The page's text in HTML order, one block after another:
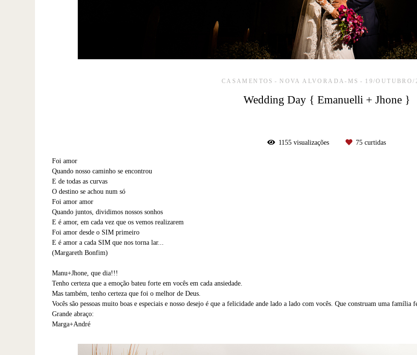
CASAMENTOS NOVA ALVORADA-MS 19/OUTUBRO/
Wedding Day { Emanuelli + Jhone }
1155 visualizações 75 curtidas
Foi amor
Quando nosso caminho se encontrou
E de todas as curvas
O destino se achou num só
Foi amor amor
Quando juntos, dividimos nossos sonhos
E é amor, em cada vez que os vemos realizarem
Foi amor desde o SIM primeiro
E é amor a cada SIM que nos torna lar...
(Margareth Bonfim)
Manu+Jhone, que dia!!!
Tenho certeza que a emoção bateu forte em vocês em cada ansiedade.
Mas também, tenho certeza que foi o melhor de Deus.
Vocês são pessoas muito boas e especiais e nosso desejo é que a felicidade ande lado a lado com vocês. Que construam uma família
Grande abraço:
Marga+André